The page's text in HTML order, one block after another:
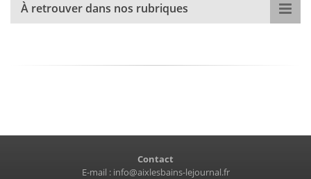
À retrouver dans nos rubriques
Contact
E-mail : info@aixlesbains-lejournal.fr